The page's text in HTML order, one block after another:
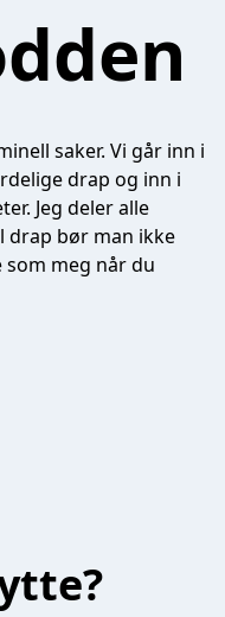
saker. Vi går inn i
drap og inn i
Jeg deler alle
drap bør man ikke
som meg når du